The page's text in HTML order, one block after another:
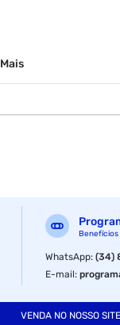
Mais
Benefícios
WhatsApp:(34)
E-mail:
VENDA NO NOSSO SITE